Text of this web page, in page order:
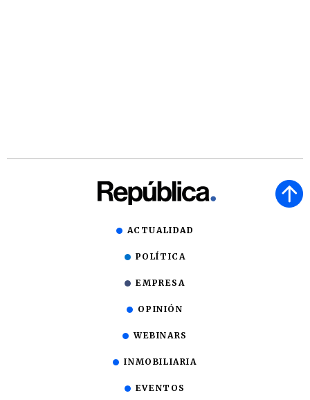
ACTUALIDAD
POLÍTICA
EMPRESA
OPINIÓN
WEBINARS
INMOBILIARIA
EVENTOS